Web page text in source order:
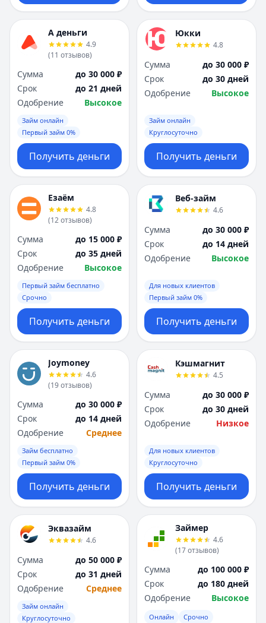
А деньги
4.9
(11 отзывов)
Сумма
до 30 000 ₽
Срок
до 21 дней
Одобрение
Высокое
Займ онлайн
Первый займ 0%
Получить деньги
Юкки
4.8
Сумма
до 30 000 ₽
Срок
до 30 дней
Одобрение
Высокое
Займ онлайн
Круглосуточно
Получить деньги
Езаём
4.8
(12отзывов)
Сумма
до 15 000 ₽
Срок
до 35 дней
Одобрение
Высокое
Первый займ бесплатно
Срочно
Получить деньги
Веб-займ
4.6
Сумма
до 30 000 ₽
Срок
до 14 дней
Одобрение
Высокое
Для новых клиентов
Первый займ 0%
Получить деньги
Joymoney
4.6
(19отзывов)
Сумма
до 30 000 ₽
Срок
до 14 дней
Одобрение
Среднее
Займ бесплатно
Первый займ 0%
Получить деньги
Кэшмагнит
4.5
Сумма
до 30 000 ₽
Срок
до 30 дней
Одобрение
Низкое
Для новых клиентов
Круглосуточно
Получить деньги
Эквазайм
4.6
Сумма
до 50 000 ₽
Срок
до 31 дней
Одобрение
Среднее
Займ онлайн
Круглосуточно
Займер
4.6
(17отзывов)
Сумма
до 100 000 ₽
Срок
до 180 дней
Одобрение
Высокое
Онлайн Срочно